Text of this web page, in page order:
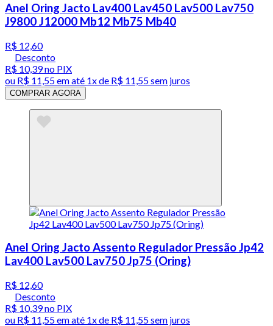
Anel Oring Jacto Lav400 Lav450 Lav500 Lav750
J9800 J12000 Mb12 Mb75 Mb40
R$ 12,60
Desconto
R$ 10,39no PIX
ou R$ 11,55em até 1x de R$ 11,55sem juros
COMPRAR AGORA
Anel Oring Jacto Assento Regulador Pressão Jp42
Lav400 Lav500 Lav750 Jp75 (Oring)
R$ 12,60
Desconto
R$ 10,39no PIX
ou R$ 11,55em até 1x de R$ 11,55sem juros